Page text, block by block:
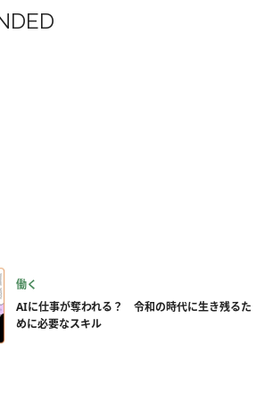
働く
AIに仕事が奪われる？ 令和の時代に生き残るた
めに必要なスキル